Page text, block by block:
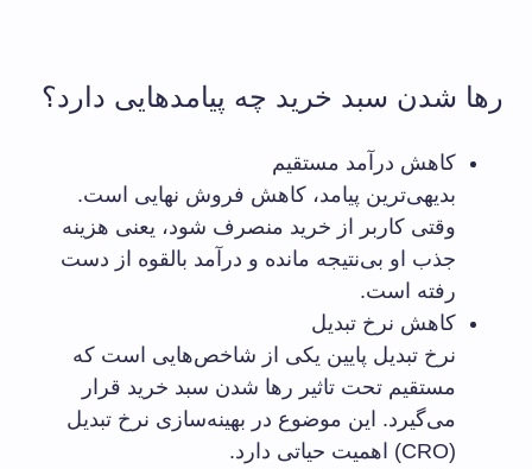
رها شدن سبد خرید چه پیامدهایی دارد؟
کاهش درآمد مستقیم
بدیهی‌ترین پیامد، کاهش فروش نهایی است.
وقتی کاربر از خرید منصرف شود، یعنی هزینه
جذب او بی‌نتیجه مانده و درآمد بالقوه از دست
رفته است.
کاهش نرخ تبدیل
نرخ تبدیل پایین یکی از شاخص‌هایی است که
مستقیم تحت تاثیر رها شدن سبد خرید قرار
می‌گیرد. این موضوع در بهینه‌سازی نرخ تبدیل
(CRO) اهمیت حیاتی دارد.